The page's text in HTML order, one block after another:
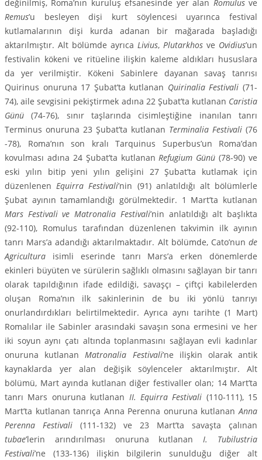
değinil­miş, Roma’nın kuruluş efsanesinde yer alan Romulusve
Remus’u besleyen dişi kurt söylencesi uyarınca festival
kutlamalarının dişi kurda adanan bir ma­ğarada başladığı
aktarılmıştır. Alt bölümde ayrıca Livius, Plutarkhos ve Ovi­dius’un
festivalin kökeni ve ritüeline ilişkin kaleme aldıkları hususlara
da yer verilmiştir. Kökeni Sabinlere dayanan savaş tanrısı
Quirinus onuruna 17 Şu­bat’ta kutlanan Quirinalia Festivali (71-
74), aile sevgisini pekiştirmek adına 22 Şubat’ta kutlanan Caristia
Günü (74-76), sınır taşlarında cisimleştiğine ina­nılan tanrı
Terminus onuruna 23 Şubat’ta kutlanan Terminalia Festivali (76
-78), Roma’nın son kralı Tarquinus Superbus’un Roma’dan
kovulması adına 24 Şubat’ta kutlananRefugium Günü (78-90) ve
eski yılın bitip yeni yılın geli­şini 27 Şubat’ta kutlamak için
düzenlenenEquirra Festivali’nin (91) anlatıldığı alt bölümlerle
Şubat ayının tamamlandığı görülmektedir. 1 Mart’ta kutlanan
Mars Festivali ve Matronalia Festivali’nin anlatıldığı alt başlıkta
(92-110), Ro­mulus tarafından düzenlenen takvimin ilk ayının
tanrı Mars’a adandığı akta­rılmaktadır. Alt bölümde, Cato’nun de
Agricultura isimli eserinde tanrı Mars’a erken dönemlerde
ekinleri büyüten ve sürülerin sağlıklı olmasını sağ­layan bir tanrı
olarak tapıldığının ifade edildiği, savaşçı – çiftçi kabilelerden
oluşan Roma’nın ilk sakinlerinin de bu iki yönlü tanrıyı
onurlandırdıkları be­lirtilmektedir. Ayrıca aynı tarihte (1 Mart)
Romalılar ile Sabinler arasındaki savaşın sona ermesini ve her
iki soyun aynı çatı altında toplanmasını sağlayan evli kadınlar
onuruna kutlananMatronalia Festivali’ne ilişkin olarak antik
kaynaklarda yer alan değişik söylenceler aktarılmıştır. Alt
bölümü, Mart ayında kutlanan diğer festivaller olan; 14 Mart’ta
tanrı Mars onuruna kutla­nan II. Equirra Festivali (110-111), 15
Mart’ta kutlanan tanrıça Anna Perenna onuruna kutlananAnna
Perenna Festivali (111-132) ve 23 Mart’ta savaşta çalınan
tubae’lerin arındırılması onuruna kutlananI. Tubilustria
Festivali’ne (133-136) ilişkin bilgilerin sunulduğu diğer alt